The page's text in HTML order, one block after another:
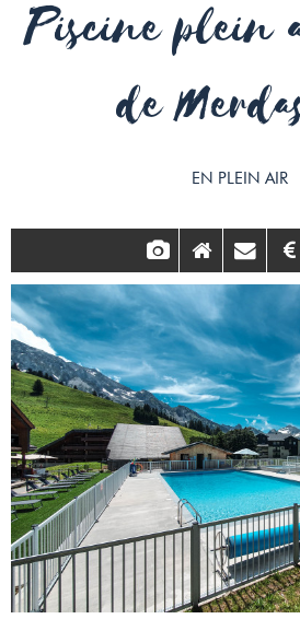
Piscine plein
de
EN PLEIN AIR